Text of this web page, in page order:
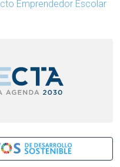
Emprendedor Escolar